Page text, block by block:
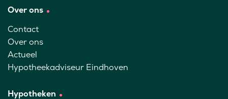
Over ons
Contact
Over ons
Actueel
Hypotheekadviseur Eindhoven
Hypotheken